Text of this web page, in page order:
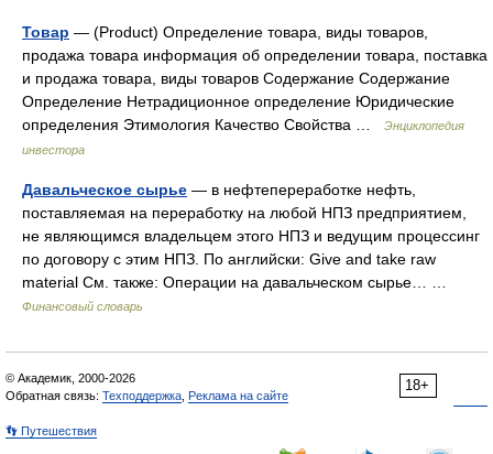
Товар — (Product) Определение товара, виды товаров,
продажа товара информация об определении товара, поставка
и продажа товара, виды товаров Содержание Содержание
Определение Нетрадиционное определение Юридические
определения Этимология Качество Свойства …
Энциклопедия
инвестора
Давальческое сырье — в нефтепереработке нефть,
поставляемая на переработку на любой НПЗ предприятием,
не являющимся владельцем этого НПЗ и ведущим процессинг
по договору с этим НПЗ. По английски: Give and take raw
material См. также: Операции на давальческом сырье… …
Финансовый словарь
18+
© Академик, 2000-2026
Обратная связь: Техподдержка Реклама на сайте
👣 Путешествия